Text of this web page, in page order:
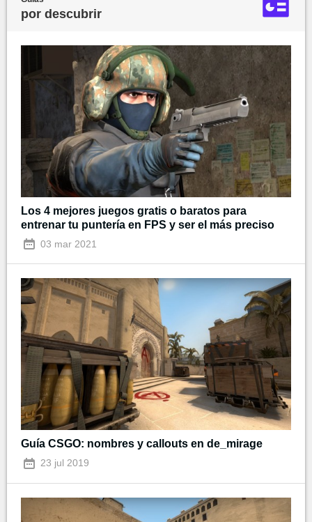
por descubrir
Los 4 mejores juegos gratis o baratos para
entrenar tu puntería en FPS y ser el más preciso
03 mar 2021
Guía CSGO: nombres y callouts en de_mirage
23 jul 2019